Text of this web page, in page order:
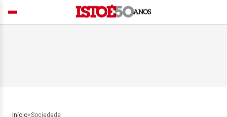
Início>Sociedade